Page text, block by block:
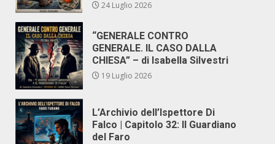
24 Luglio 2026
“GENERALE CONTRO
GENERALE. IL CASO DALLA
CHIESA” – di Isabella Silvestri
19 Luglio 2026
L’Archivio dell’Ispettore Di
Falco | Capitolo 32: Il Guardiano
del Faro